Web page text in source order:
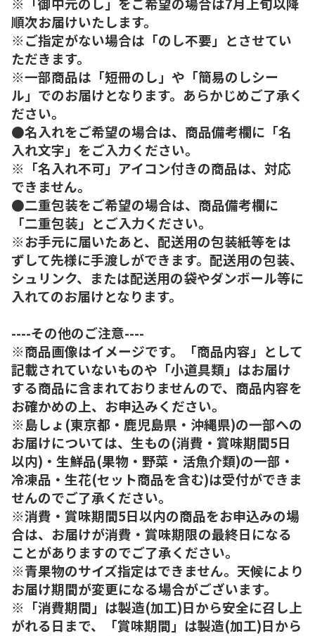
順次お届けいたします。
※ご指定がない場合は「のし不要」とさせてい
ただきます。
※一部商品は「短冊のし」や「簡易のしシー
ル」でのお届けとなります。あらかじめご了承く
ださい。
●名入れをご希望の場合は、商品備考欄に「名
入れ文字」をご入力ください。
※「名入れ不可」アイコン付きの商品は、対応
できません。
●二重包装をご希望の場合は、商品備考欄に
「二重包装」とご入力ください。
※お手元に届いたあと、配送用の包装紙等をは
ずして先様に手渡しができます。配送用の包装、
シュリンク、または配送用の袋やダンボール等に
入れてのお届けとなります。
----その他のご注意----
※商品画像はイメージです。「商品内容」として
記載されていないものや「小道具類」はお届け
する商品に含まれておりませんので、商品内容を
お確かめの上、お申込みください。
※島しょ(東京都・鹿児島県・沖縄県)の一部への
お届けについては、生もの(消費・賞味期間5日
以内)・生鮮品(果物・野菜・活魚介類)の一部・
冷凍品・生花(セット商品を含む)は受付ができま
せんのでご了承ください。
※消費・賞味期間5日以内の商品をお申込みの場
合は、お届けが消費・賞味期限の最終日になる
ことがありますのでご了承ください。
※青果物のサイズ指定はできません。天候により
お届け期間が変更になる場合がございます。
※「消費期間」は製造(加工)日から安全に召し上
がれる日まで、「賞味期間」は製造(加工)日から